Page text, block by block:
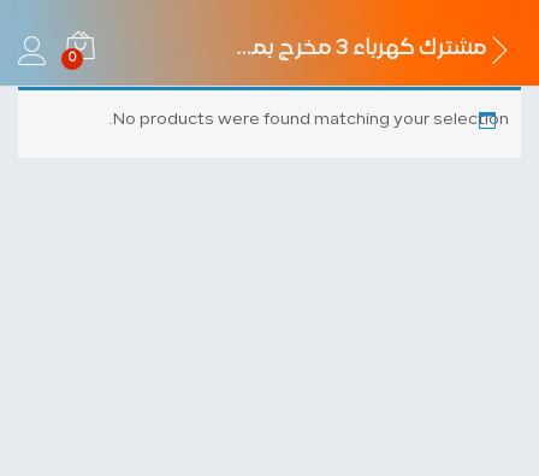
مشترك كهرباء 3 مخرج بمفتاح 16 أمبير 0
No products were found matching your selection.